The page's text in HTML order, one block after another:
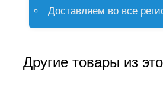
Доставляем во все
Другие товары из